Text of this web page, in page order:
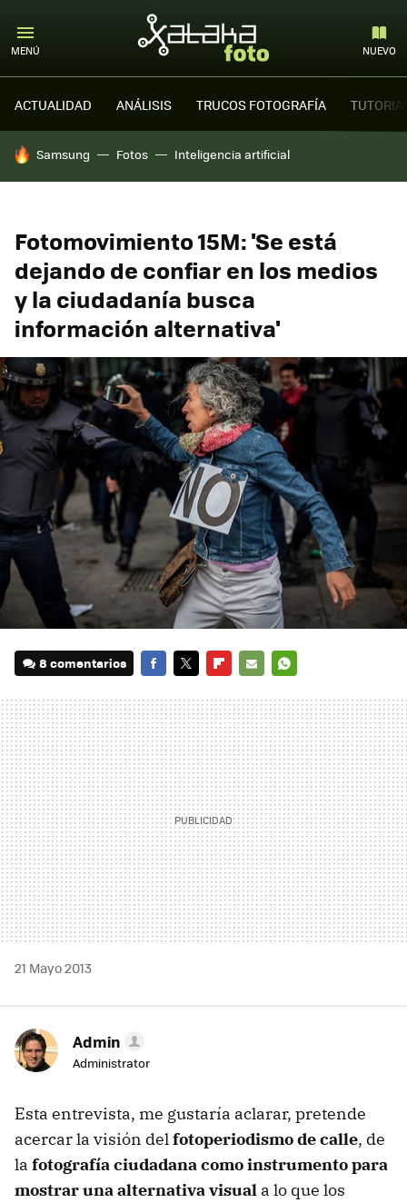
MENÚ NUEVO
ACTUALIDAD ANÁLISIS TRUCOS FOTOGRAFÍA
HOY SE HABLA DE
Samsung Fotos Inteligencia artificial
Fotomovimiento 15M: 'Se está
dejando de confiar en los medios
y la ciudadanía busca
información alternativa'
8 comentarios
MAIL
21 Mayo 2013
Admin
Administrator
Esta entrevista, me gustaría aclarar, pretende
acercar la visión delfotoperiodismo de calle, de
la fotografía ciudadana como instrumento para
mostrar una alternativa visual a lo que los